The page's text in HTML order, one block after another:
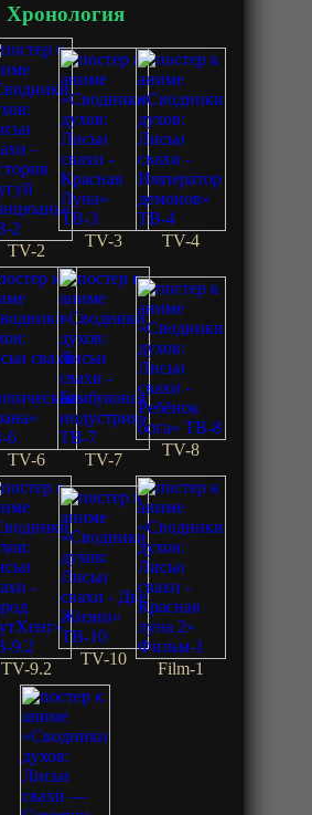
Хронология
TV-2
TV-3 TV-4
TV-6 TV-7
TV-8
TV-9.2
TV-10
Film-1